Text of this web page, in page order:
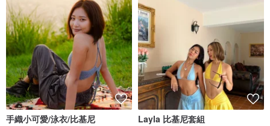
手織小可愛/泳衣/比基尼 Layla 比基尼套組